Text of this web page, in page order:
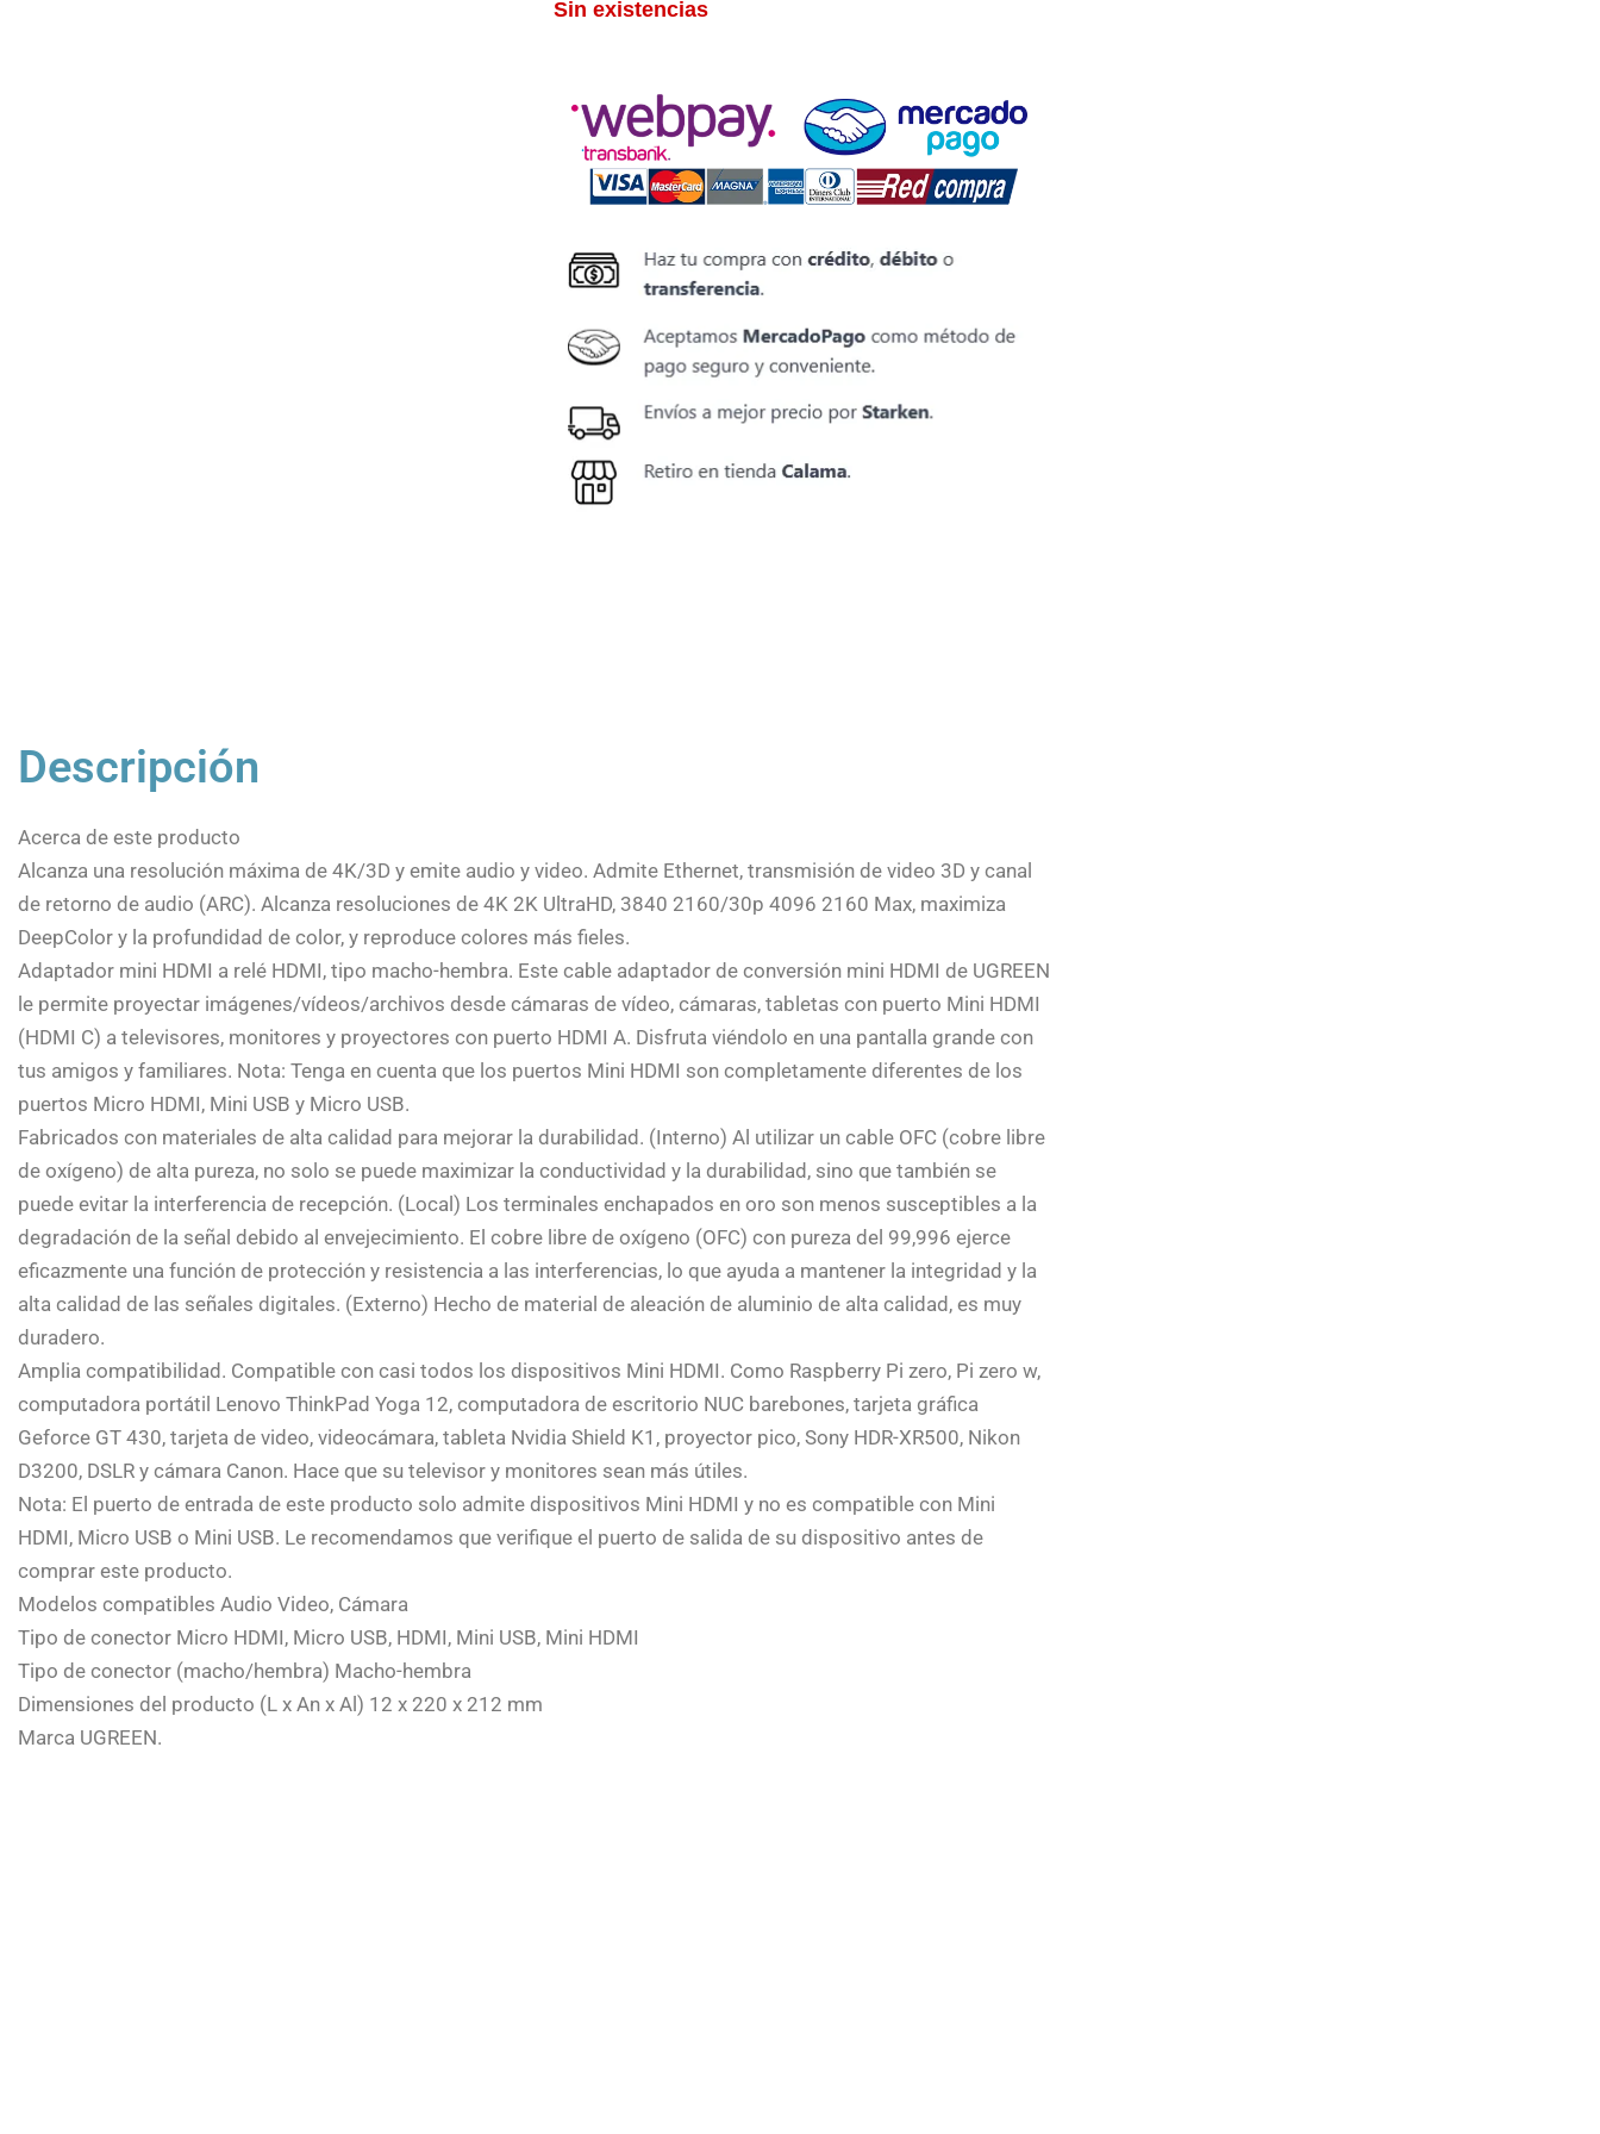
Sin existencias
Descripción
Acerca de este producto
Alcanza una resolución máxima de 4K/3D y emite audio y video. Admite Ethernet, transmisión de video 3D y canal
de retorno de audio (ARC). Alcanza resoluciones de 4K 2K UltraHD, 3840 2160/30p 4096 2160 Max, maximiza
DeepColor y la profundidad de color, y reproduce colores más fieles.
Adaptador mini HDMI a relé HDMI, tipo macho-hembra. Este cable adaptador de conversión mini HDMI de UGREEN
le permite proyectar imágenes/vídeos/archivos desde cámaras de vídeo, cámaras, tabletas con puerto Mini HDMI
(HDMI C) a televisores, monitores y proyectores con puerto HDMI A. Disfruta viéndolo en una pantalla grande con
tus amigos y familiares. Nota: Tenga en cuenta que los puertos Mini HDMI son completamente diferentes de los
puertos Micro HDMI, Mini USB y Micro USB.
Fabricados con materiales de alta calidad para mejorar la durabilidad. (Interno) Al utilizar un cable OFC (cobre libre
de oxígeno) de alta pureza, no solo se puede maximizar la conductividad y la durabilidad, sino que también se
puede evitar la interferencia de recepción. (Local) Los terminales enchapados en oro son menos susceptibles a la
degradación de la señal debido al envejecimiento. El cobre libre de oxígeno (OFC) con pureza del 99,996 ejerce
eficazmente una función de protección y resistencia a las interferencias, lo que ayuda a mantener la integridad y la
alta calidad de las señales digitales. (Externo) Hecho de material de aleación de aluminio de alta calidad, es muy
duradero.
Amplia compatibilidad. Compatible con casi todos los dispositivos Mini HDMI. Como Raspberry Pi zero, Pi zero w,
computadora portátil Lenovo ThinkPad Yoga 12, computadora de escritorio NUC barebones, tarjeta gráfica
Geforce GT 430, tarjeta de video, videocámara, tableta Nvidia Shield K1, proyector pico, Sony HDR-XR500, Nikon
D3200, DSLR y cámara Canon. Hace que su televisor y monitores sean más útiles.
Nota: El puerto de entrada de este producto solo admite dispositivos Mini HDMI y no es compatible con Mini
HDMI, Micro USB o Mini USB. Le recomendamos que verifique el puerto de salida de su dispositivo antes de
comprar este producto.
Modelos compatibles Audio Video, Cámara
Tipo de conector Micro HDMI, Micro USB, HDMI, Mini USB, Mini HDMI
Tipo de conector (macho/hembra) Macho-hembra
Dimensiones del producto (L x An x Al) 12 x 220 x 212 mm
Marca UGREEN.